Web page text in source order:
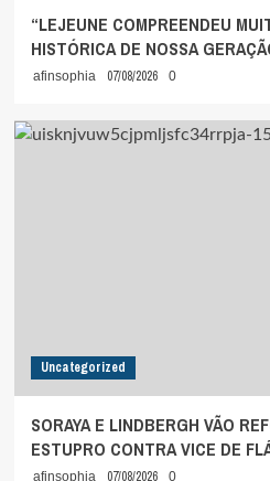
“LEJEUNE COMPREENDEU
HISTÓRICA DE NOSSA
afinsophia 07/08/2026 0
Uncategorized
SORAYA E LINDBERGH VÃO
ESTUPRO CONTRA VICE DE
afinsophia 07/08/2026 0